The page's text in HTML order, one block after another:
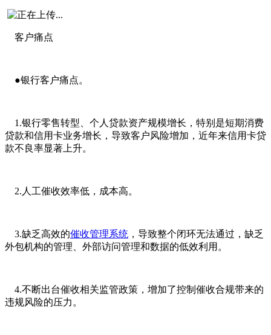
客户痛点
●银行客户痛点。
1.银行零售转型、个人贷款资产规模增长，特别是短期消费
贷款和信用卡业务增长，导致客户风险增加，近年来信用卡贷
款不良率显著上升。
2.人工催收效率低，成本高。
3.缺乏高效的催收管理系统 ，导致整个闭环无法通过，缺乏
外包机构的管理、外部访问管理和数据的低效利用。
4.不断出台催收相关监管政策，增加了控制催收合规带来的
违规风险的压力。